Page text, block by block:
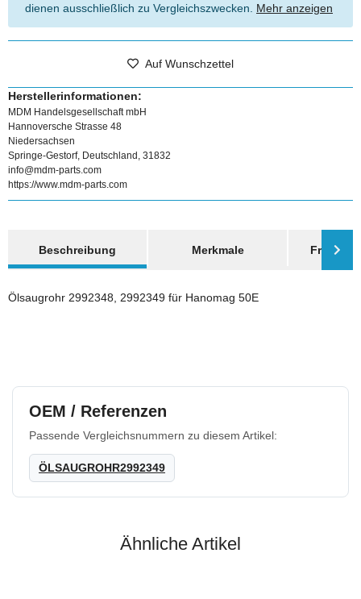
dienen ausschließlich zu Vergleichszwecken. Mehr anzeigen
Auf Wunschzettel
Herstellerinformationen:
MDM Handelsgesellschaft mbH
Hannoversche Strasse 48
Niedersachsen
Springe-Gestorf, Deutschland, 31832
info@mdm-parts.com
https://www.mdm-parts.com
Beschreibung
Merkmale Frage
Ölsaugrohr 2992348, 2992349 für Hanomag 50E
OEM / Referenzen
Passende Vergleichsnummern zu diesem Artikel:
ÖLSAUGROHR2992349
Ähnliche Artikel